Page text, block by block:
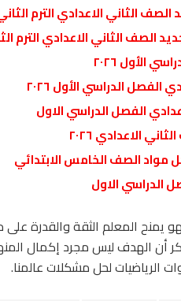
الثاني الاعدادي الترم
الصف الثاني الاعدادي الترم
الأول ٢٠٢٦
الدراسي الأول ٢٠٢٦
الفصل الدراسي الاول
الاعدادي ٢٠٢٦
الدراسي الاول
يمنح المعلم الثقة والقدرة
أن الهدف ليس مجرد إكمال
الرياضيات لحل مشكلات عالمنا.